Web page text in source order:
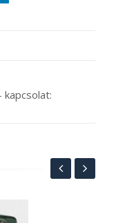
kapcsolat: